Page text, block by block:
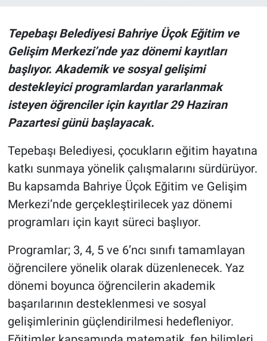
Tepebaşı Belediyesi Bahriye Üçok Eğitim ve
Gelişim Merkezi’nde yaz dönemi kayıtları
başlıyor. Akademik ve sosyal gelişimi
destekleyici programlardan yararlanmak
isteyen öğrenciler için kayıtlar 29 Haziran
Pazartesi günü başlayacak.
Tepebaşı Belediyesi, çocukların eğitim hayatına
katkı sunmaya yönelik çalışmalarını sürdürüyor.
Bu kapsamda Bahriye Üçok Eğitim ve Gelişim
Merkezi’nde gerçekleştirilecek yaz dönemi
programları için kayıt süreci başlıyor.
Programlar; 3, 4, 5 ve 6’ncı sınıfı tamamlayan
öğrencilere yönelik olarak düzenlenecek. Yaz
dönemi boyunca öğrencilerin akademik
başarılarının desteklenmesi ve sosyal
gelişimlerinin güçlendirilmesi hedefleniyor.
Çevre
Yerel
Magazin